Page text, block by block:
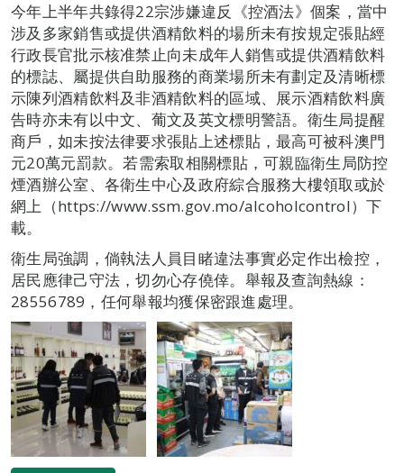
今年上半年共錄得22宗涉嫌違反《控酒法》個案，當中
涉及多家銷售或提供酒精飲料的場所未有按規定張貼經
行政長官批示核准禁止向未成年人銷售或提供酒精飲料
的標誌、屬提供自助服務的商業場所未有劃定及清晰標
示陳列酒精飲料及非酒精飲料的區域、展示酒精飲料廣
告時亦未有以中文、葡文及英文標明警語。衛生局提醒
商戶，如未按法律要求張貼上述標貼，最高可被科澳門
元20萬元罰款。若需索取相關標貼，可親臨衛生局防控
煙酒辦公室、各衛生中心及政府綜合服務大樓領取或於
網上（https://www.ssm.gov.mo/alcoholcontrol）下
載。
衛生局強調，倘執法人員目睹違法事實必定作出檢控，
居民應律己守法，切勿心存僥倖。舉報及查詢熱線：
28556789，任何舉報均獲保密跟進處理。